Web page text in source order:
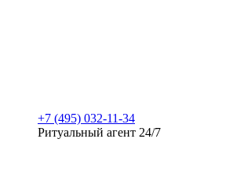
+7 (495) 032-11-34
Ритуальный агент 24/7